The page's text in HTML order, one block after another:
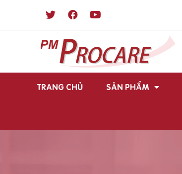
TRANG CHỦ SẢN PHẨM